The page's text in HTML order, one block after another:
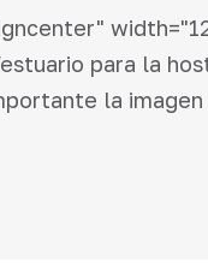
para la
la